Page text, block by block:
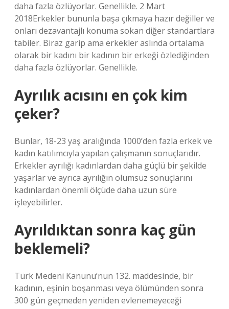
daha fazla özlüyorlar. Genellikle. 2 Mart
2018Erkekler bununla başa çıkmaya hazır değiller ve
onları dezavantajlı konuma sokan diğer standartlara
tabiler. Biraz garip ama erkekler aslında ortalama
olarak bir kadını bir kadının bir erkeği özlediğinden
daha fazla özlüyorlar. Genellikle.
Ayrılık acısını en çok kim
çeker?
Bunlar, 18-23 yaş aralığında 1000’den fazla erkek ve
kadın katılımcıyla yapılan çalışmanın sonuçlarıdır.
Erkekler ayrılığı kadınlardan daha güçlü bir şekilde
yaşarlar ve ayrıca ayrılığın olumsuz sonuçlarını
kadınlardan önemli ölçüde daha uzun süre
işleyebilirler.
Ayrıldıktan sonra kaç gün
beklemeli?
Türk Medeni Kanunu’nun 132. maddesinde, bir
kadının, eşinin boşanması veya ölümünden sonra
300 gün geçmeden yeniden evlenemeyeceği